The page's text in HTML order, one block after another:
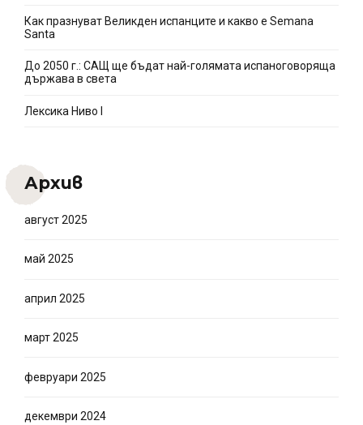
Как празнуват Великден испанците и какво e Semana
Santa
До 2050 г.: САЩ ще бъдат най-голямата испаноговоряща
държава в света
Лексика Ниво I
Архив
август 2025
май 2025
април 2025
март 2025
февруари 2025
декември 2024